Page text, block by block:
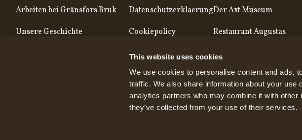
This website uses cookies
We use cookies to personalise content and ads,
traffic. We also share information about your
analytics partners who may combine it with other
they’ve collected from your use of their services.
Arbeiten bei Gränsfors Bruk
Unsere Geschichte
Datenschutzerklaerung
Cookiepolicy
Der Axt Museum
Restaurant Augustas